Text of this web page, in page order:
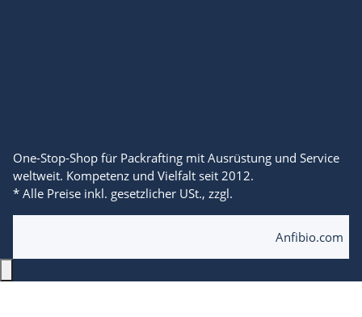
One-Stop-Shop für Packrafting mit Ausrüstung und Service
weltweit. Kompetenz und Vielfalt seit 2012.
* Alle Preise inkl. gesetzlicher USt., zzgl.
Anfibio.com